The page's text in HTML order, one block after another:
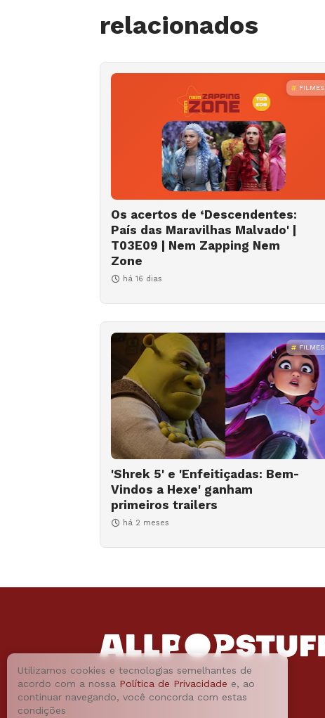
relacionados
FILMES
Os acertos de ‘Descendentes:
País das Maravilhas Malvado' |
T03E09 | Nem Zapping Nem
Zone
há 16 dias
FILMES
'Shrek 5' e 'Enfeitiçadas: Bem-
Vindos a Hexe' ganham
primeiros trailers
há 2 meses
Utilizamos cookies e tecnologias semelhantes de
acordo com a nossa Política de Privacidade e, ao
continuar navegando, você concorda com estas
condições